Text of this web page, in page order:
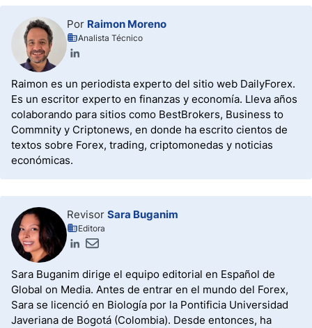
Por Raimon Moreno
Analista Técnico
Raimon es un periodista experto del sitio web DailyForex.
Es un escritor experto en finanzas y economía. Lleva años
colaborando para sitios como BestBrokers, Business to
Commnity y Criptonews, en donde ha escrito cientos de
textos sobre Forex, trading, criptomonedas y noticias
económicas.
Revisor Sara Buganim
Editora
Sara Buganim dirige el equipo editorial en Español de
Global on Media. Antes de entrar en el mundo del Forex,
Sara se licenció en Biología por la Pontificia Universidad
Javeriana de Bogotá (Colombia). Desde entonces, ha